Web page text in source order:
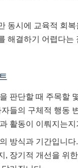
동시에 교육적 회
해결하기 어렵다는
판단할 때 주목할
들의 구체적 행동
활동이 이뤄지는
방식과 기간입니
, 장기적 개선을 위